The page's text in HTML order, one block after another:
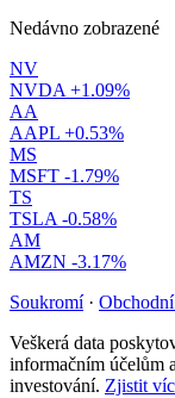
Nedávno zobrazené
NV
NVDA +1.09%
AA
AAPL +0.53%
MS
MSFT -1.79%
TS
TSLA -0.58%
AM
AMZN -3.17%
Soukromí ·
Veškerá data
informačním účelům
investování. Zjistit